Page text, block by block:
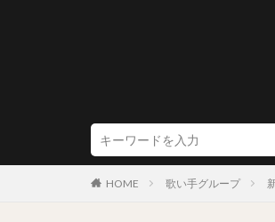
HOME 歌い手グループ